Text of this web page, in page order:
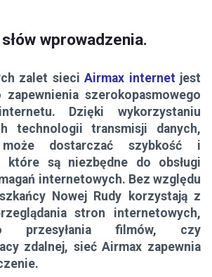
wprowadzenia.
zalet sieciAirmax internet jest
szerokopasmowego
Dzięki wykorzystaniu
technologii transmisji danych,
dostarczać szybkość i
które są niezbędne do obsługi
internetowych. Bez względu
Nowej Rudy korzystają z
stron internetowych,
przesyłania filmów, czy
zdalnej, sieć Airmax zapewnia